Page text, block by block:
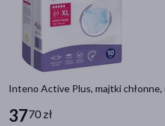
Inteno Active Plus, majtki chłonne,
3770 zł